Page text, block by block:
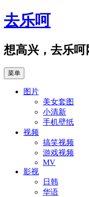
跳
至
文
去乐呵
想高兴，去乐呵
菜单
图片
美女套图
小清新
手机壁纸
视频
搞笑视频
游戏视频
MV
影视
日韩
华语